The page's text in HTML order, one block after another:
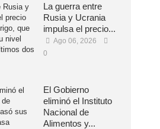
La guerra entre
Rusia y Ucrania
impulsa el precio...
Ago 06, 2026
0
El Gobierno
eliminó el Instituto
Nacional de
Alimentos y...